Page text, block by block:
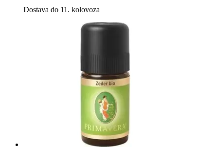
Dostava do 11. kolovoza